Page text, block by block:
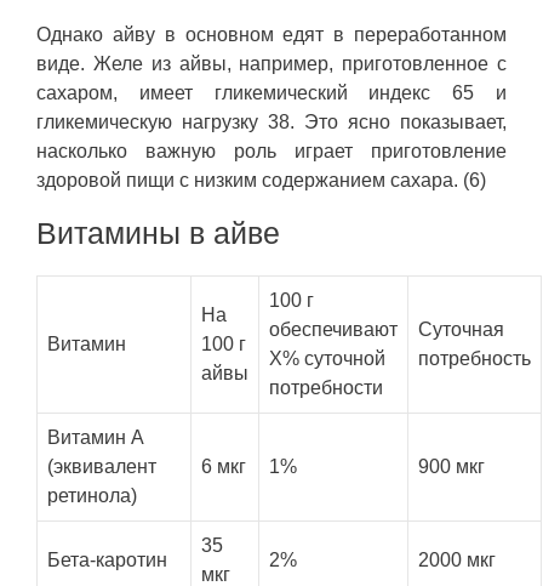
Однако айву в основном едят в переработанном
виде. Желе из айвы, например, приготовленное с
сахаром, имеет гликемический индекс 65 и
гликемическую нагрузку 38. Это ясно показывает,
насколько важную роль играет приготовление
здоровой пищи с низким содержанием сахара. (6)
Витамины в айве
Витамин
На
100 г
айвы
100 г
обеспечивают
X% суточной
потребности
Суточная
потребность
Витамин А
(эквивалент
ретинола)
6 мкг 1% 900 мкг
Бета-каротин
35
мкг
2% 2000 мкг